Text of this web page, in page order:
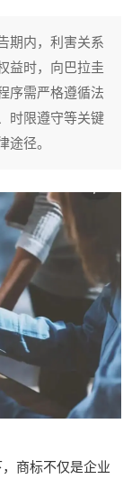
期内，利害关系
益时，向巴拉圭
序需严格遵循法
时限遵守等关键
途径。
商标不仅是企业